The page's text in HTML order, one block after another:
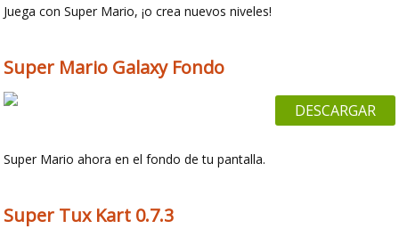
Juega con Super Mario, ¡o crea nuevos niveles!
Super Mario Galaxy Fondo
DESCARGAR
Super Mario ahora en el fondo de tu pantalla.
Super Tux Kart 0.7.3